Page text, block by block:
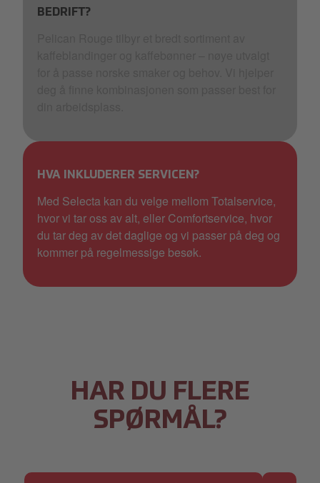
BEDRIFT?
HVA INKLUDERER SERVICEN?
Med Selecta kan du velge mellom Totalservice,
hvor vi tar oss av alt, eller Comfortservice, hvor
du tar deg av det daglige og vi passer på deg og
kommer på regelmessige besøk.
HAR DU FLERE
SPØRMÅL?